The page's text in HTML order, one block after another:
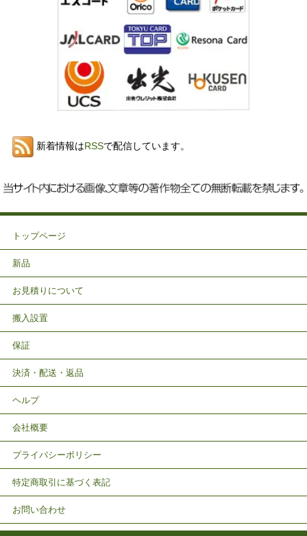
新着情報はRSSで配信しています。
トップページ
新品
お見積りについて
搬入設置
保証
決済・配送・返品
ヘルプ
会社概要
プライバシーポリシー
特定商取引に基づく表記
お問い合わせ